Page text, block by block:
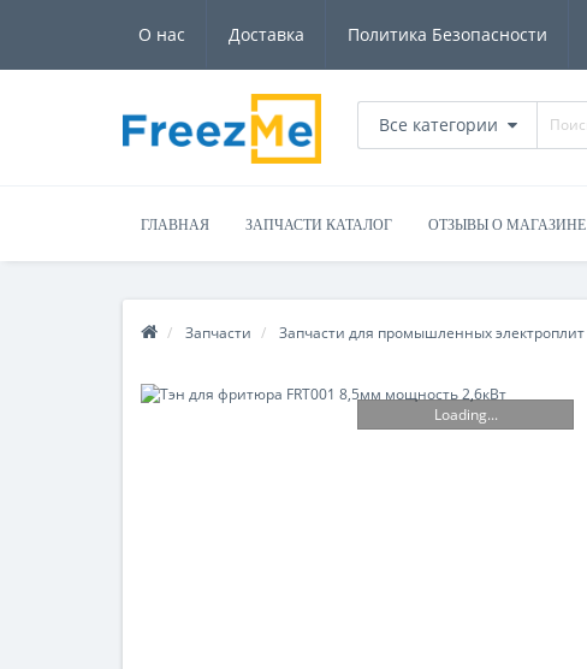
О нас Доставка Политика Безопасности
Все категории
ГЛАВНАЯ ЗАПЧАСТИ КАТАЛОГ ОТЗЫВЫ О МАГАЗИНЕ
Запчасти Запчасти для промышленных электроплит
Loading...